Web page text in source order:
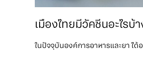
เมืองไทยมีวัคซีนอะไรบ้
ในปัจจุบันองค์การอาหารและยา ไ